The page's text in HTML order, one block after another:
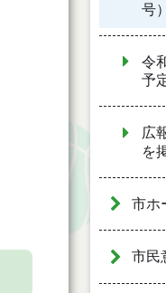
号
令
予
広
を
市ホ
市民